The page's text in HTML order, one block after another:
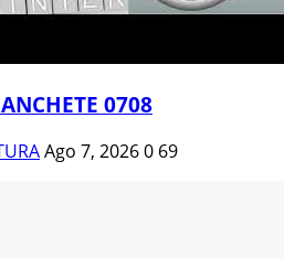
0708
Ago 7, 20260 69